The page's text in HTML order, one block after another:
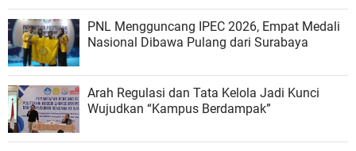
PNL Mengguncang IPEC 2026, Empat Medali
Nasional Dibawa Pulang dari Surabaya
Arah Regulasi dan Tata Kelola Jadi Kunci
Wujudkan “Kampus Berdampak”